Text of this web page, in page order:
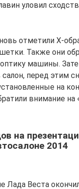
уловил
отметили Х-
Также они
машины.
перед этим
на
внимание
на
2014
Веста